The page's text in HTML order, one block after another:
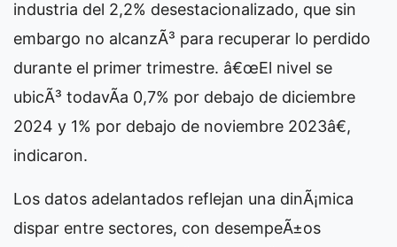
industria del 2,2% desestacionalizado, que sin
embargo no alcanzÃ³ para recuperar lo perdido
durante el primer trimestre. â€œEl nivel se
ubicÃ³ todavÃ­a 0,7% por debajo de diciembre
2024 y 1% por debajo de noviembre 2023â€,
indicaron.
Los datos adelantados reflejan una dinÃ¡mica
dispar entre sectores, con desempeÃ±os